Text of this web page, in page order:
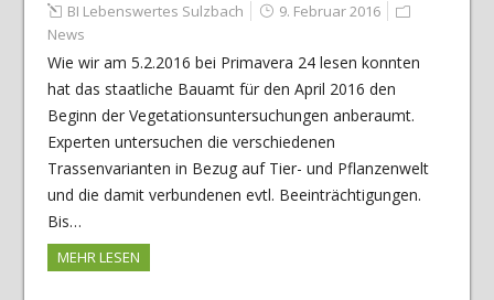
BI Lebenswertes Sulzbach
9. Februar 2016
News
Wie wir am 5.2.2016 bei Primavera 24 lesen konnten
hat das staatliche Bauamt für den April 2016 den
Beginn der Vegetationsuntersuchungen anberaumt.
Experten untersuchen die verschiedenen
Trassenvarianten in Bezug auf Tier- und Pflanzenwelt
und die damit verbundenen evtl. Beeinträchtigungen.
Bis…
MEHR LESEN